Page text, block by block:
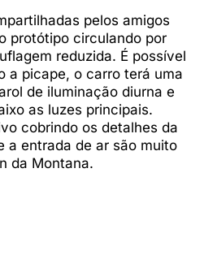
pelos amigos
protótipo circulando por
reduzida. É possível
a picape, o carro terá uma
de iluminação diurna e
as luzes principais.
cobrindo os detalhes da
a entrada de ar são muito
da Montana.